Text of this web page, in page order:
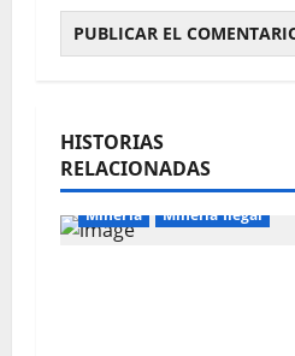
HISTORIAS
RELACIONADAS
Mineria Mineria Ilegal